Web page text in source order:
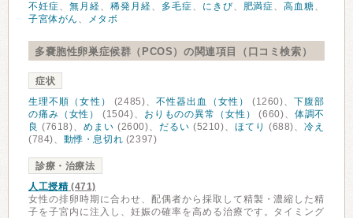
不妊症、 無月経、 稀発月経、 多毛症、 にきび、 肥満症、高血糖、
子宮体がん 、 メタボ
多嚢胞性卵巣症候群（PCOS）の関連項目（口コミ検索）
症状
生理不順（女性）
(2485)、不性器出血（女性） (1260)、下腹部
の痛み（女性）
(1504)、 おりものの異常（女性） (660)、 体調不
良 (7618)、 めまい (2600)、 だるい (5210)、 ほてり (688)、冷え
(784)、 動悸・息切れ (2397)
診療・治療法
人工授精(471)
女性の排卵時期に合わせ、配偶者から採取して精製・濃縮した精
子を子宮内に注入し、妊娠の確率を高める治療です。タイミング